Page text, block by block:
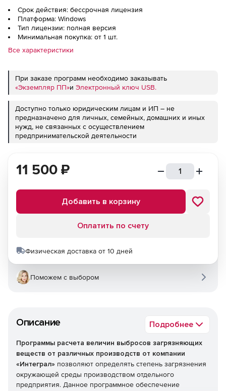
Срок действия: бессрочная лицензия
Платформа: Windows
Тип лицензии: полная версия
Минимальная покупка: от 1 шт.
Все характеристики
При заказе программ необходимо заказывать
«Экземпляр ПП»и Электронный ключ USB.
Доступно только юридическим лицам и ИП – не
предназначено для личных, семейных, домашних и иных
нужд, не связанных с осуществлением
предпринимательской деятельности
Описание Подробнее
Программы расчета величин выбросов загрязняющих
веществ от различных производств от компании
«Интеграл» позволяют определять степень загрязнения
окружающей среды производством отдельного
предприятия. Данное программное обеспечение
11 500 ₽
Добавить в корзину
Оплатить по счету
Физическая доставка от 10 дней
Поможем с выбором